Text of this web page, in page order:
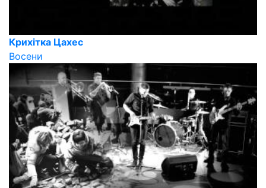
Крихітка Цахес
Восени